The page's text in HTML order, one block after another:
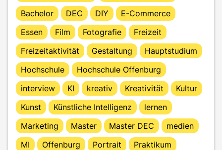
Bachelor
DEC DIY
E-Commerce
Essen
Film Fotografie
Freizeit
Freizeitaktivität
Gestaltung
Hauptstudium
Hochschule
Hochschule Offenburg
interview
KI kreativ Kreativität
Kultur
Kunst
Künstliche Intelligenz
lernen
Marketing
Master Master DEC
medien
MI
Offenburg Portrait
Praktikum